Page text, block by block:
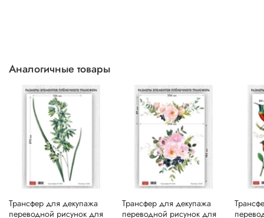
Аналогичные товары
Трансфер для декупажа
переводной рисунок для
Трансфер для декупажа
переводной рисунок для